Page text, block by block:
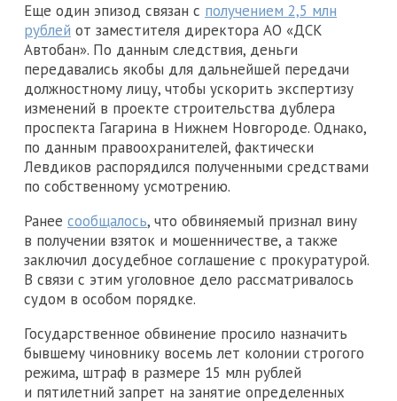
Еще один эпизод связан с получением 2,5 млн
рублей от заместителя директора АО «ДСК
Автобан». По данным следствия, деньги
передавались якобы для дальнейшей передачи
должностному лицу, чтобы ускорить экспертизу
изменений в проекте строительства дублера
проспекта Гагарина в Нижнем Новгороде. Однако,
по данным правоохранителей, фактически
Левдиков распорядился полученными средствами
по собственному усмотрению.
Ранее сообщалось, что обвиняемый признал вину
в получении взяток и мошенничестве, а также
заключил досудебное соглашение с прокуратурой.
В связи с этим уголовное дело рассматривалось
судом в особом порядке.
Государственное обвинение просило назначить
бывшему чиновнику восемь лет колонии строгого
режима, штраф в размере 15 млн рублей
и пятилетний запрет на занятие определенных